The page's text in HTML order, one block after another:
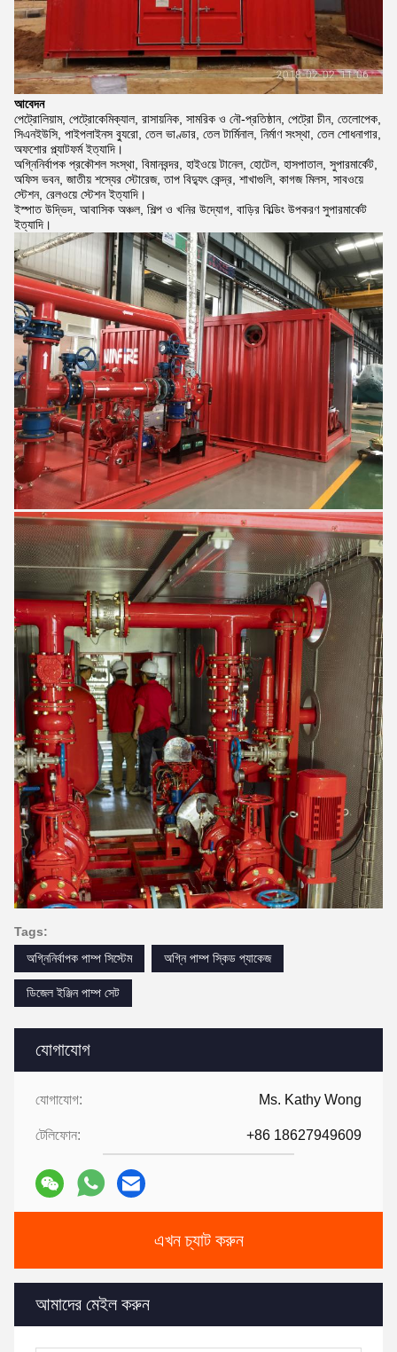
যোগাযোগ
যোগাযোগ: Ms. Kathy Wong
টেলিফোন: +86 18627949609
এখন চ্যাট করুন
আমাদের মেইল করুন
আবেদন
পেট্রোলিয়াম, পেট্রোকেমিক্যাল, রাসায়নিক, সামরিক ও নৌ-প্রতিষ্ঠান, পেট্রো চীন, তেলোপেক,
সিএনইউসি, পাইপলাইনস ব্যুরো, তেল ভাণ্ডার, তেল টার্মিনাল, নির্মাণ সংস্থা, তেল শোধনাগার,
অফশোর প্ল্যাটফর্ম ইত্যাদি।
অগ্নিনির্বাপক প্রকৌশল সংস্থা, বিমানবন্দর, হাইওয়ে টানেল, হোটেল, হাসপাতাল, সুপারমার্কেট,
অফিস ভবন, জাতীয় শস্যের স্টোরেজ, তাপ বিদ্যুৎ কেন্দ্র, শাখাগুলি, কাগজ মিলস, সাবওয়ে
স্টেশন, রেলওয়ে স্টেশন ইত্যাদি।
ইস্পাত উদ্ভিদ, আবাসিক অঞ্চল, শিল্প ও খনির উদ্যোগ, বাড়ির বিল্ডিং উপকরণ সুপারমার্কেট
ইত্যাদি।
Tags:
অগ্নিনির্বাপক পাম্প সিস্টেম
অগ্নি পাম্প স্কিড প্যাকেজ
ডিজেল ইঞ্জিন পাম্প সেট